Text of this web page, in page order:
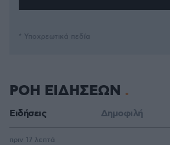
* Υποχρεωτικά πεδία
ΡΟΗ ΕΙΔΗΣΕΩΝ
Ειδήσεις Δημοφιλή
πριν 17 λεπτά